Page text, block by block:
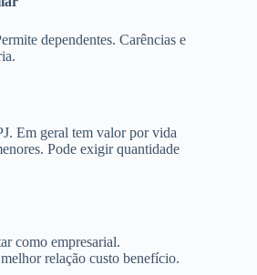
dependentes. Carências e
Em geral tem valor por vida
Pode exigir quantidade
como empresarial.
relação custo benefício.